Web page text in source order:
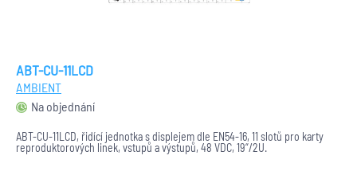
ABT-CU-11LCD
AMBIENT
Na objednání
ABT-CU-11LCD, řidící jednotka s displejem dle EN54-16, 11 slotů pro karty
reproduktorových linek, vstupů a výstupů, 48 VDC, 19“/2U.